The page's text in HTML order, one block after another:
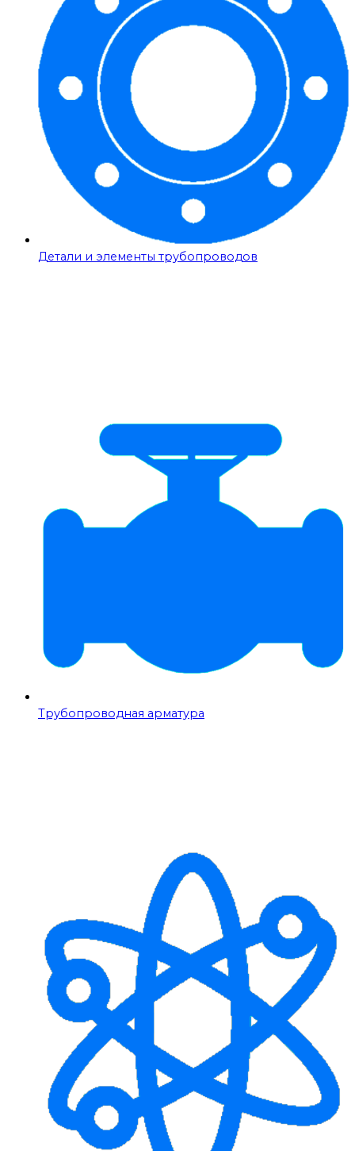
Детали и элементы трубопроводов
Трубопроводная арматура